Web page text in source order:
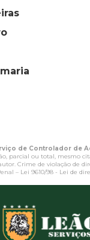
de Controlador de
parcial ou total, mesmo
Crime de violação de
– Lei 9610/98 - Lei de